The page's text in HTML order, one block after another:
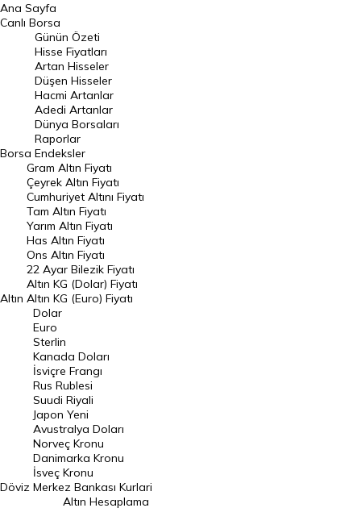
BIST 100 Hisseleri
En Çok Artan Hisseler
En Çok Düşen Hisseler
Hacmi Artanlar
Geçmiş Kapanışlar
Dünya Borsaları
Raporlar
Endeksler
DÖVİZ
Döviz Kuru
Dolar Kuru
Euro Kuru
Pound Kuru
Frank Kuru
Riyal Kuru
Avustralya Doları
Danimarka Kronu Kuru
Kanada Doları Kuru
Norveç Kronu Kuru
Ana Sayfa
Canlı Borsa
Borsa
Günün Özeti
Hisse Fiyatları
Artan Hisseler
Düşen Hisseler
Hacmi Artanlar
Adedi Artanlar
Dünya Borsaları
Raporlar
Endeksler
Altın
Gram Altın Fiyatı
Çeyrek Altın Fiyatı
Cumhuriyet Altını Fiyatı
Tam Altın Fiyatı
Yarım Altın Fiyatı
Has Altın Fiyatı
Ons Altın Fiyatı
22 Ayar Bilezik Fiyatı
Altın KG (Dolar) Fiyatı
Altın KG (Euro) Fiyatı
Döviz
Dolar
Euro
Sterlin
Kanada Doları
İsviçre Frangı
Rus Rublesi
Suudi Riyali
Japon Yeni
Avustralya Doları
Norveç Kronu
Danimarka Kronu
İsveç Kronu
Merkez Bankası Kurlari
Altın Hesaplama